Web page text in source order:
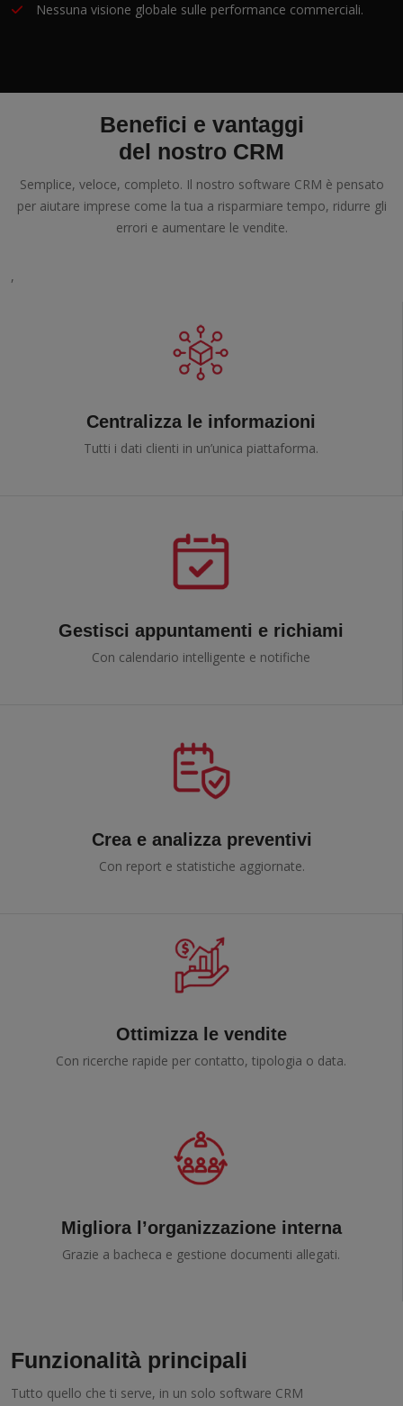
Nessuna visione globale sulle performance commerciali.
Benefici e vantaggi
del nostro CRM
Semplice, veloce, completo. Il nostro software CRM è pensato
per aiutare imprese come la tua a risparmiare tempo, ridurre gli
errori e aumentare le vendite.
,
Centralizza le informazioni
Tutti i dati clienti in un’unica piattaforma.
Gestisci appuntamenti e richiami
Con calendario intelligente e notifiche
Crea e analizza preventivi
Con report e statistiche aggiornate.
Ottimizza le vendite
Con ricerche rapide per contatto, tipologia o data.
Migliora l’organizzazione interna
Grazie a bacheca e gestione documenti allegati.
Funzionalità principali
Tutto quello che ti serve, in un solo software CRM